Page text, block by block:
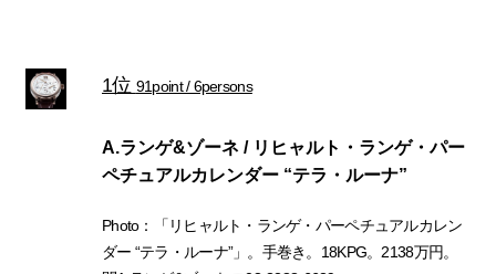
1位 91point / 6persons
A.ランゲ&ゾーネ / リヒャルト・ランゲ・パー
ペチュアルカレンダー “テラ・ルーナ”
Photo：「リヒャルト・ランゲ・パーペチュアルカレン
ダー “テラ・ルーナ”」。手巻き。18KPG。2138万円。